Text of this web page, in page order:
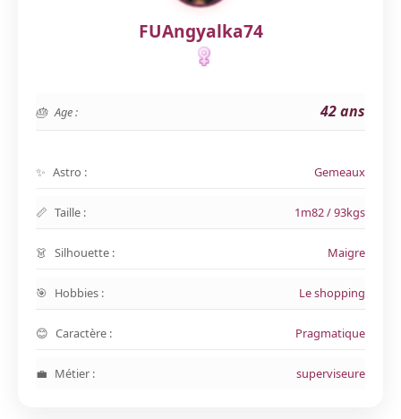
FUAngyalka74
Age : 42 ans
Astro : Gemeaux
Taille : 1m82 / 93kgs
Silhouette : Maigre
Hobbies : Le shopping
Caractère : Pragmatique
Métier : superviseure